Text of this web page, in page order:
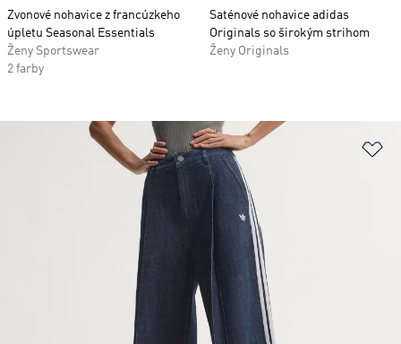
Zvonové nohavice z francúzkeho
úpletu Seasonal Essentials
Ženy Sportswear
2 farby
Saténové nohavice adidas
Originals so širokým strihom
Ženy Originals